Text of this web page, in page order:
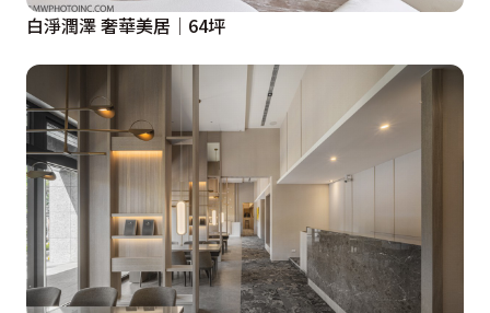
白淨潤澤 奢華美居│64坪